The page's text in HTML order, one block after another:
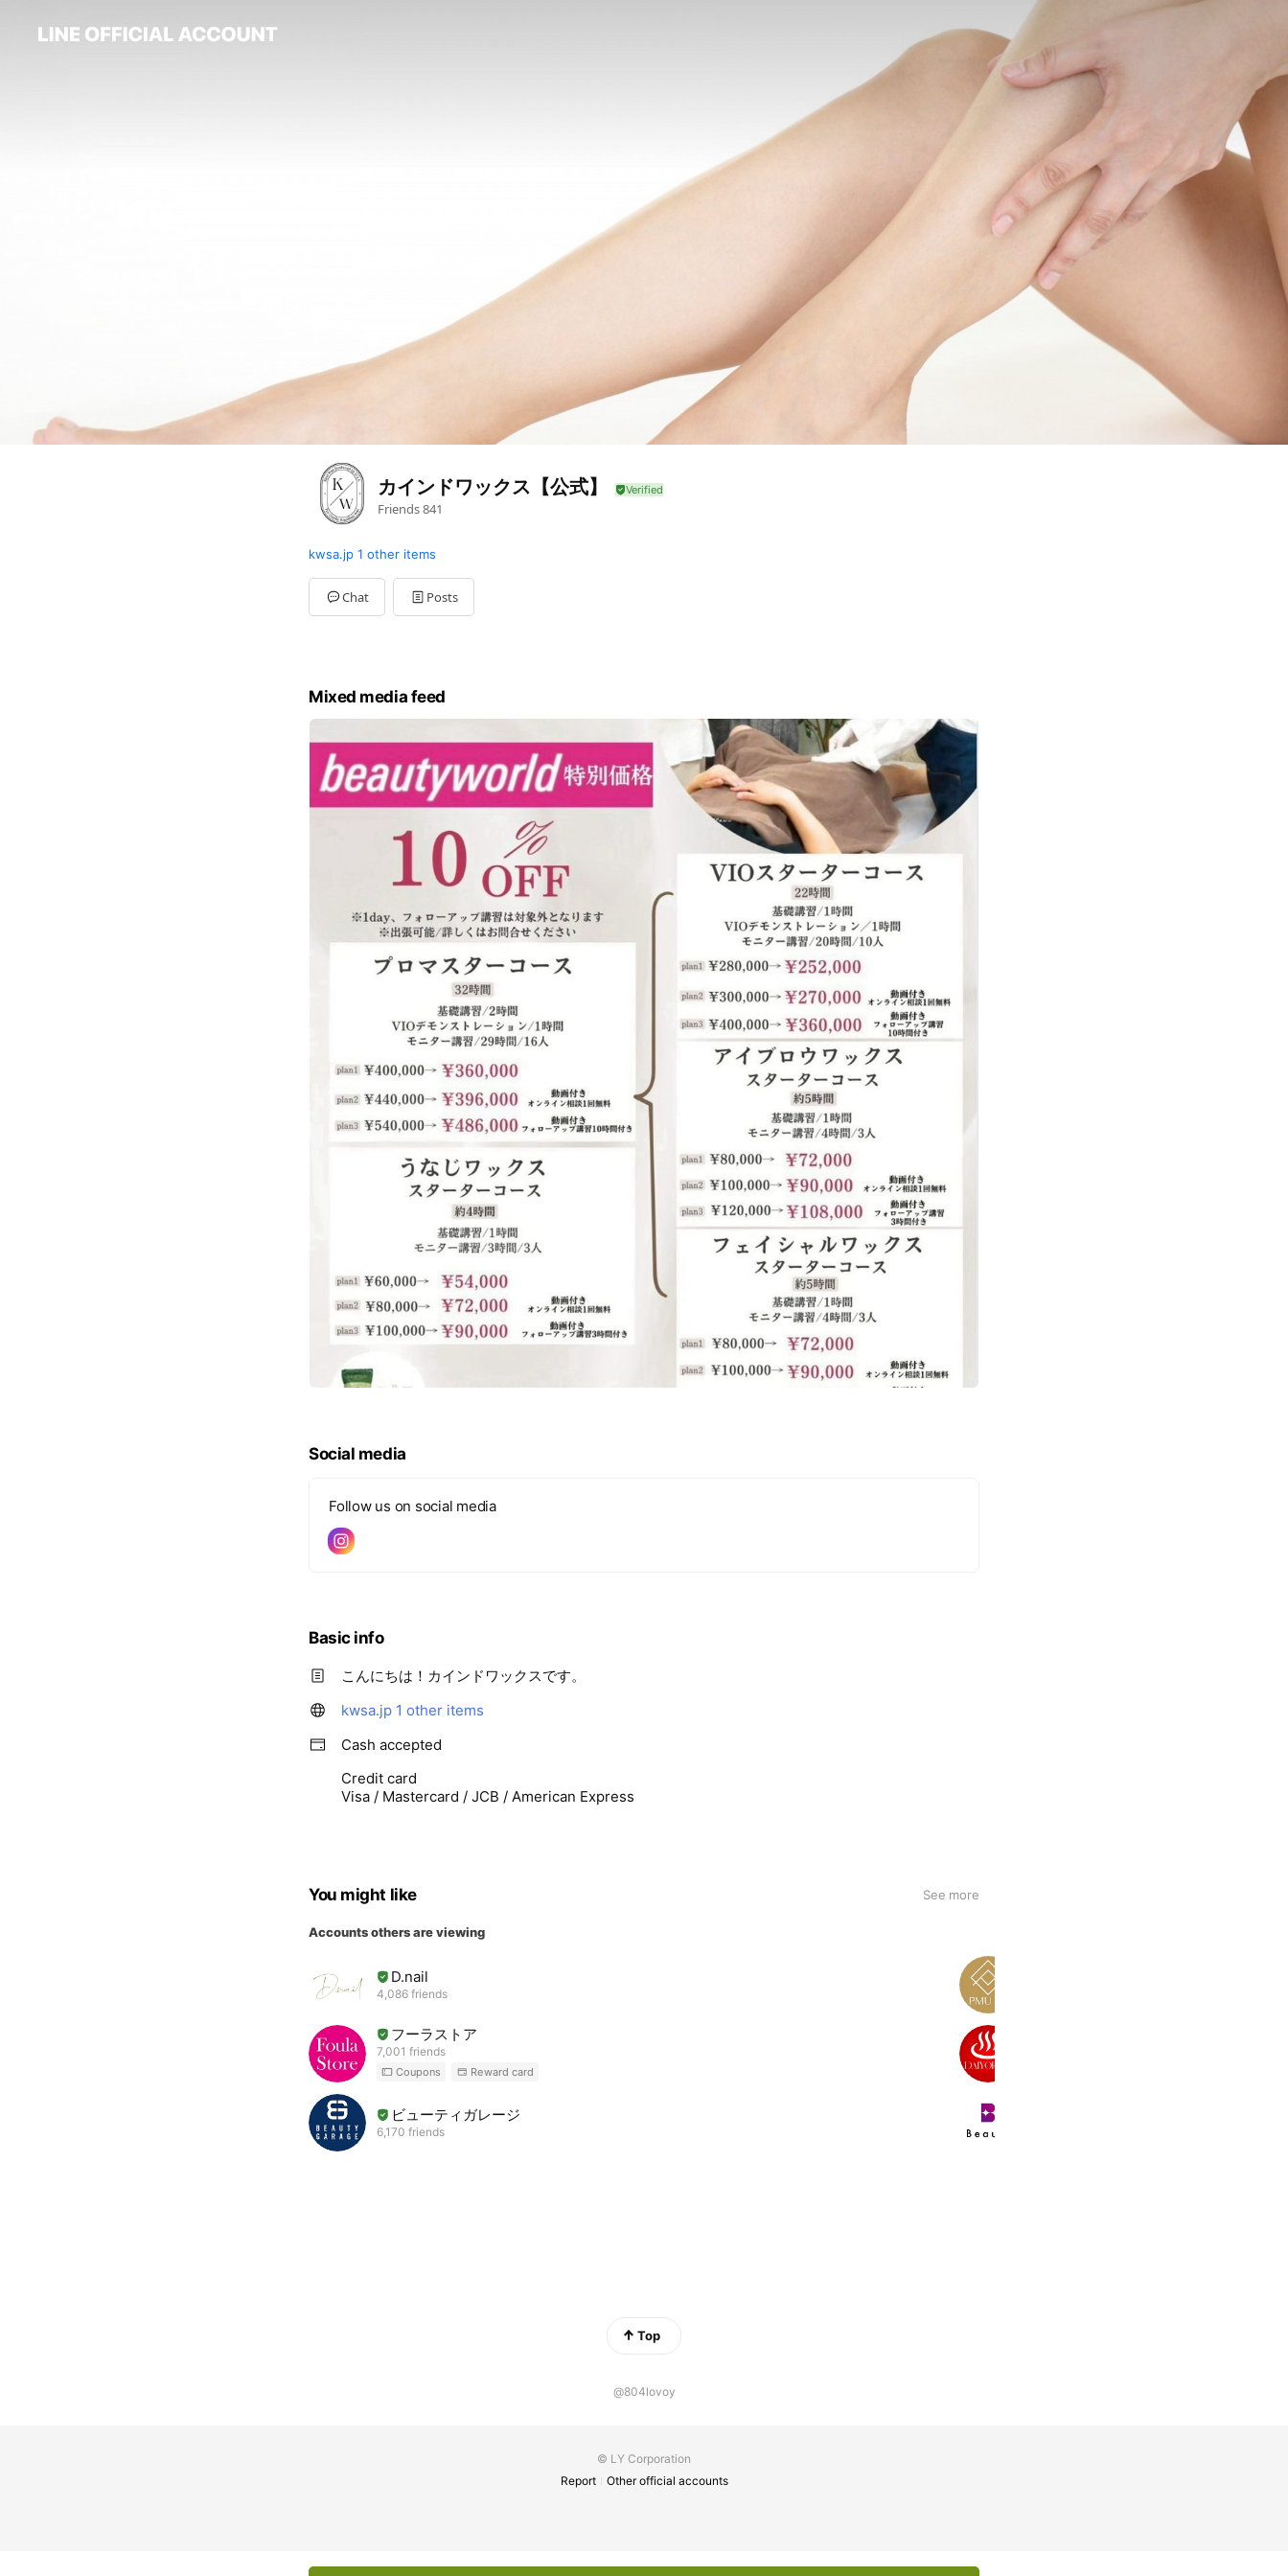
カインドワックス【公式】
Friends841
kwsa.jp 1 other items
Chat Posts
Mixed media feed
Social media
Follow us on social media
Basic info
こんにちは！カインドワックスです。
kwsa.jp 1 other items
Cash accepted
Credit card
Visa / Mastercard / JCB / American Express
You might like See more
Accounts others are viewing
D.nail
4,086 friends
フーラストア
7,001 friends
Coupons Reward card
ビューティガレージ
6,170 friends
Top
@804lovoy
© LY Corporation
Report
Other official accounts